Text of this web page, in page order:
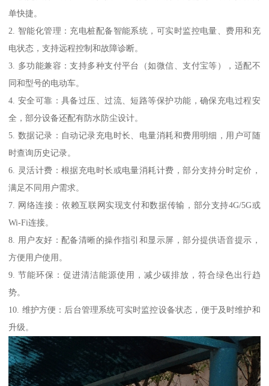
单快捷。
2. 智能化管理：充电桩配备智能系统，可实时监控电量、费用和充
电状态，支持远程控制和故障诊断。
3. 多功能兼容：支持多种支付平台（如微信、支付宝等），适配不
同和型号的电动车。
4. 安全可靠：具备过压、过流、短路等保护功能，确保充电过程安
全，部分设备还配有防水防尘设计。
5. 数据记录：自动记录充电时长、电量消耗和费用明细，用户可随
时查询历史记录。
6. 灵活计费：根据充电时长或电量消耗计费，部分支持分时定价，
满足不同用户需求。
7. 网络连接：依赖互联网实现支付和数据传输，部分支持4G/5G或
Wi-Fi连接。
8. 用户友好：配备清晰的操作指引和显示屏，部分提供语音提示，
方便用户使用。
9. 节能环保：促进清洁能源使用，减少碳排放，符合绿色出行趋
势。
10. 维护方便：后台管理系统可实时监控设备状态，便于及时维护和
升级。